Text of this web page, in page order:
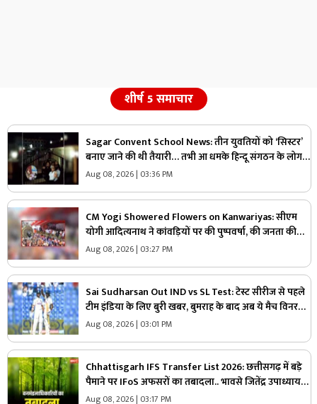
शीर्ष 5 समाचार
Sagar Convent School News: तीन युवतियों को ‘सिस्टर’
बनाए जाने की थी तैयारी… तभी आ धमके हिन्दू संगठन के लोग
और पुलिस, स्कूल में मचा बवाल
Aug 08, 2026 | 03:36 PM
CM Yogi Showered Flowers on Kanwariyas: सीएम
योगी आदित्यनाथ ने कांवड़ियों पर की पुष्पवर्षा, की जनता की
सुख-शांति और समृद्धि की कामना
Aug 08, 2026 | 03:27 PM
Sai Sudharsan Out IND vs SL Test: टेस्ट सीरीज से पहले
टीम इंडिया के लिए बुरी खबर, बुमराह के बाद अब ये मैच विनर
खिलाड़ी हुआ बाहर
Aug 08, 2026 | 03:01 PM
Chhattisgarh IFS Transfer List 2026: छत्तीसगढ़ में बड़े
पैमाने पर IFoS अफसरों का तबादला.. भावसे जितेंद्र उपाध्याय
को कटघोरा वनमंडल का जिम्मा, देखें पूरी लिस्ट
Aug 08, 2026 | 03:17 PM